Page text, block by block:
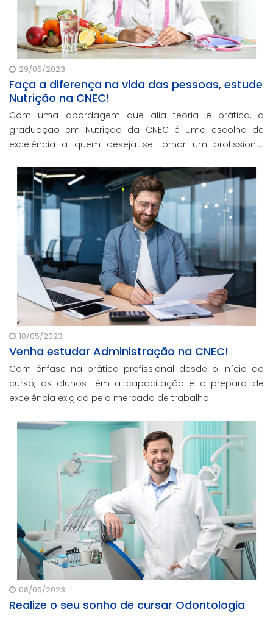
29/05/2023
Faça a diferença na vida das pessoas, estude
Nutrição na CNEC!
Com uma abordagem que alia teoria e prática, a
graduação em Nutrição da CNEC é uma escolha de
excelência a quem deseja se tornar um profissional
mercado de trabalho.
10/05/2023
Venha estudar Administração na CNEC!
Com ênfase na prática profissional desde o início do
curso, os alunos têm a capacitação e o preparo de
excelência exigida pelo mercado de trabalho.
08/05/2023
Realize o seu sonho de cursar Odontologia